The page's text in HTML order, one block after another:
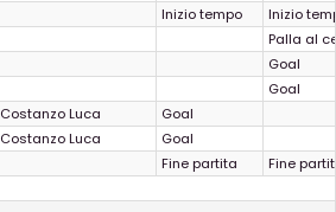
Inizio tempo
Inizio
Palla al
Goal
Goal
Costanzo Luca
Goal
Costanzo Luca
Goal
Fine partita Fine